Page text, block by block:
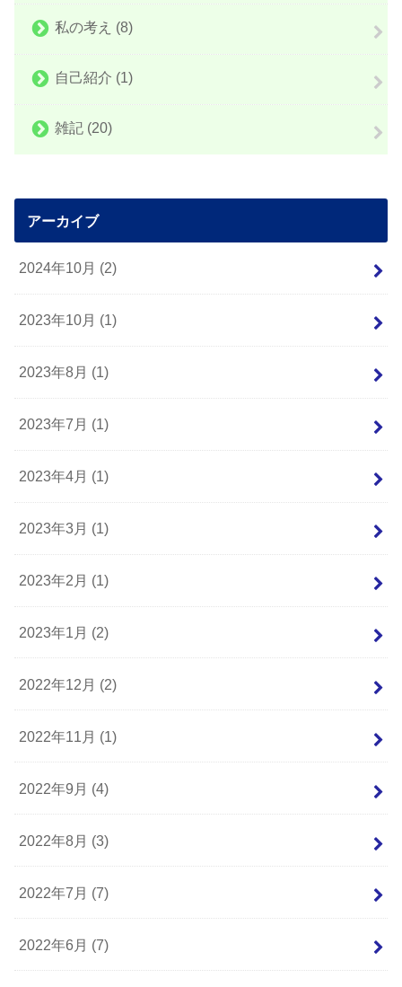
私の考え (8)
自己紹介 (1)
雑記 (20)
アーカイブ
2024年10月 (2)
2023年10月 (1)
2023年8月 (1)
2023年7月 (1)
2023年4月 (1)
2023年3月 (1)
2023年2月 (1)
2023年1月 (2)
2022年12月 (2)
2022年11月 (1)
2022年9月 (4)
2022年8月 (3)
2022年7月 (7)
2022年6月 (7)